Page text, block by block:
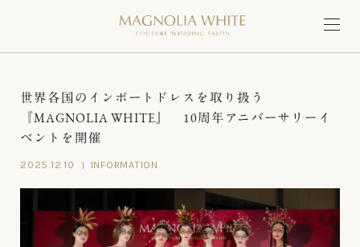
世界各国のインポートドレスを取り扱う
『MAGNOLIA WHITE』 10周年アニバーサリーイ
ベントを開催
2025.12.10 INFORMATION